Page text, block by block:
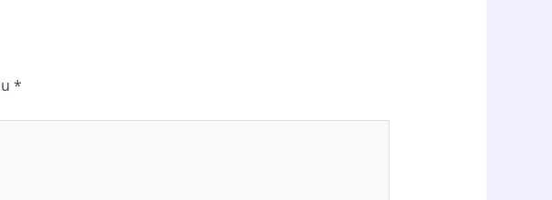
*